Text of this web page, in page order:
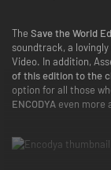
The Save the World
soundtrack, a
Video. In addition,
of this edition to the
option for all those
ENCODYA even more